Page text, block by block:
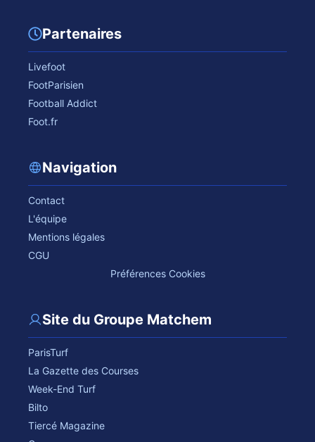
Partenaires
Livefoot
FootParisien
Football Addict
Foot.fr
Navigation
Contact
L'équipe
Mentions légales
CGU
Préférences Cookies
Site du Groupe Matchem
ParisTurf
La Gazette des Courses
Week-End Turf
Bilto
Tiercé Magazine